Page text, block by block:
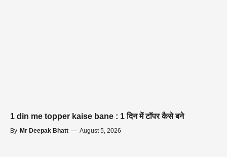
1 din me topper kaise bane : 1 दिन में टॉपर कैसे बने
By Mr Deepak Bhatt — August 5, 2026